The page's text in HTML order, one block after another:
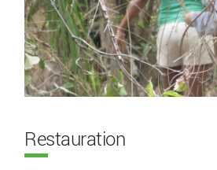
Restauration